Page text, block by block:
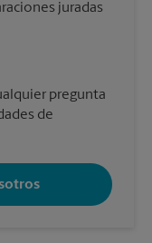
juradas
pregunta
de